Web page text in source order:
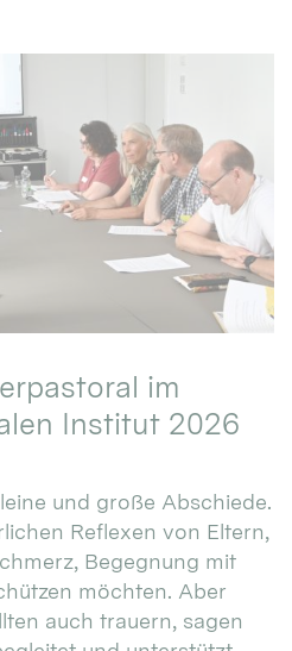
im
Institut 2026
und große Abschiede.
Reflexen von Eltern,
Begegnung mit
möchten. Aber
auch trauern, sagen